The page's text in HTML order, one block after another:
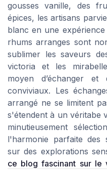
gousses vanille, des
épices, les artisans
blanc en une
rhums arranges sont
sublimer les saveurs
victoria et les
moyen d’échanger
conviviaux. Les
arrangé ne se limitent
s'étendent à un véritabe
minutieusement
l'harmonie parfaite des
sur des explorations
ce blog fascinant sur le